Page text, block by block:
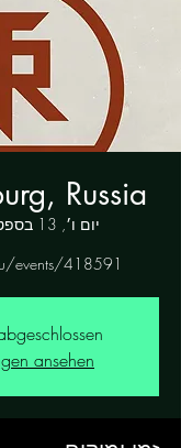
Russia
יום ו׳, 13 בספט׳
events/418591
ansehen